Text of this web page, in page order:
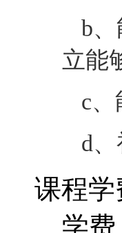
b
立能
c
d
课程学
学费